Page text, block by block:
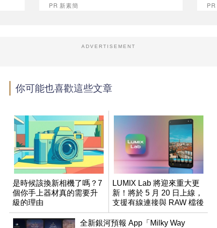
PR 新素簡
ADVERTISEMENT
你可能也喜歡這些文章
是時候該換新相機了嗎？7
個你手上器材真的需要升
級的理由
LUMIX Lab 將迎來重大更
新！將於 5 月 20 日上線，
支援有線連接與 RAW 檔後
製
全新銀河預報 App「Milky Way